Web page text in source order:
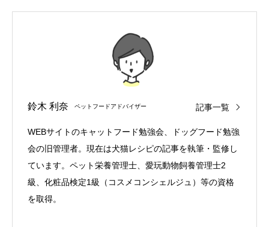
鈴木 利奈 ペットフードアドバイザー 記事一覧
WEBサイトのキャットフード勉強会、ドッグフード勉強
会の旧管理者。現在は犬猫レシピの記事を執筆・監修し
ています。ペット栄養管理士、愛玩動物飼養管理士2
級、化粧品検定1級（コスメコンシェルジュ）等の資格
を取得。